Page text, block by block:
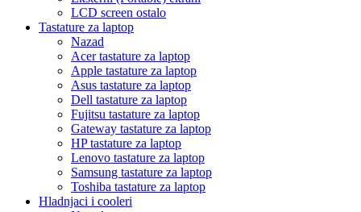
LCD screen ostalo
Tastature za laptop
Nazad
Acer tastature za laptop
Apple tastature za laptop
Asus tastature za laptop
Dell tastature za laptop
Fujitsu tastature za laptop
Gateway tastature za laptop
HP tastature za laptop
Lenovo tastature za laptop
Samsung tastature za laptop
Toshiba tastature za laptop
Hladnjaci i cooleri